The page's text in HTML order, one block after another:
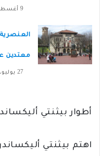
9 أغسطس، 2026
معتدين
27 يوليو، 2026
أطوار بيثنتي
اهتم بيثنتي